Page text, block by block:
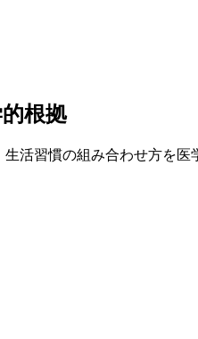
根拠
活習慣の組み合わせ方を医